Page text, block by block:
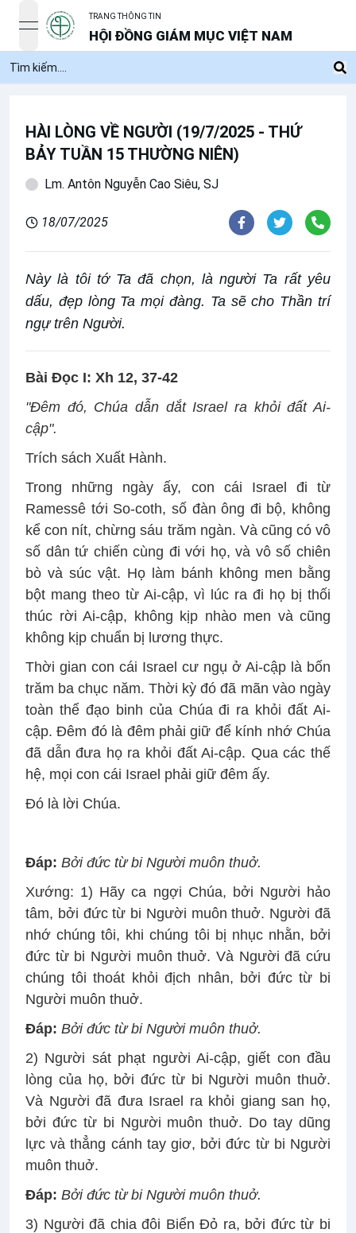
open navigation menu
TRANG THÔNG TIN
HỘI ĐỒNG GIÁM MỤC VIỆT NAM
HÀI LÒNG VỀ NGƯỜI (19/7/2025 - THỨ
BẢY TUẦN 15 THƯỜNG NIÊN)
Lm. Antôn Nguyễn Cao Siêu, SJ
18/07/2025
Này là tôi tớ Ta đã chọn, là người Ta rất yêu
dấu, đẹp lòng Ta mọi đàng. Ta sẽ cho Thần trí
ngự trên Người.
Bài Ðọc I: Xh 12, 37-42
"Ðêm đó, Chúa dẫn dắt Israel ra khỏi đất Ai-
cập".
Trích sách Xuất Hành.
Trong những ngày ấy, con cái Israel đi từ
Ramessê tới So-coth, số đàn ông đi bộ, không
kể con nít, chừng sáu trăm ngàn. Và cũng có vô
số dân tứ chiến cùng đi với họ, và vô số chiên
bò và súc vật. Họ làm bánh không men bằng
bột mang theo từ Ai-cập, vì lúc ra đi họ bị thối
thúc rời Ai-cập, không kịp nhào men và cũng
không kịp chuẩn bị lương thực.
Thời gian con cái Israel cư ngụ ở Ai-cập là bốn
trăm ba chục năm. Thời kỳ đó đã mãn vào ngày
toàn thể đạo binh của Chúa đi ra khỏi đất Ai-
cập. Ðêm đó là đêm phải giữ để kính nhớ Chúa
đã dẫn đưa họ ra khỏi đất Ai-cập. Qua các thế
hệ, mọi con cái Israel phải giữ đêm ấy.
Ðó là lời Chúa.
Ðáp: Bởi đức từ bi Người muôn thuở.
Xướng: 1) Hãy ca ngợi Chúa, bởi Người hảo
tâm, bởi đức từ bi Người muôn thuở. Người đã
nhớ chúng tôi, khi chúng tôi bị nhục nhằn, bởi
đức từ bi Người muôn thuở. Và Người đã cứu
chúng tôi thoát khỏi địch nhân, bởi đức từ bi
Người muôn thuở.
Ðáp: Bởi đức từ bi Người muôn thuở.
2) Người sát phạt người Ai-cập, giết con đầu
lòng của họ, bởi đức từ bi Người muôn thuở.
Và Người đã đưa Israel ra khỏi giang san họ,
bởi đức từ bi Người muôn thuở. Do tay dũng
lực và thẳng cánh tay giơ, bởi đức từ bi Người
muôn thuở.
Ðáp: Bởi đức từ bi Người muôn thuở.
3) Người đã chia đôi Biển Ðỏ ra, bởi đức từ bi